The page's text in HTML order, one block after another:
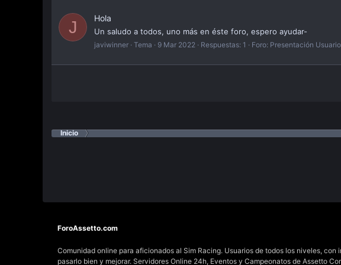
J Hola
Un saludo a todos, uno más en éste foro, espero ayudar-
javiwinner Tema 9 Mar 2022 Respuestas: 1 Foro: Presentación
Inicio
ForoAssetto.com
Comunidad online para aficionados al Sim Racing. Usuarios de todos los niveles, con
pasarlo bien y mejorar. Servidores Online 24h, Eventos y Campeonatos de Assetto